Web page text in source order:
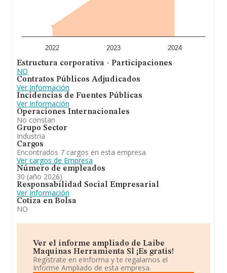
2022 2023 2024
Estructura corporativa - Participaciones
NO
Contratos Públicos Adjudicados
Ver Información
Incidencias de Fuentes Públicas
Ver Información
Operaciones Internacionales
No constan
Grupo Sector
Industria
Cargos
Encontrados 7 cargos en esta empresa
Ver cargos de Empresa
Número de empleados
30 (año 2026)
Responsabilidad Social Empresarial
Ver Información
Cotiza en Bolsa
NO
Ver el informe ampliado de Laibe
Maquinas Herramienta Sl ¡Es gratis!
Regístrate en eInforma y te regalamos el
Informe Ampliado de esta empresa.